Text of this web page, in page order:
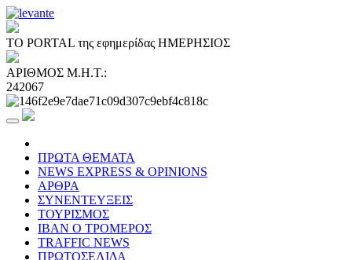
ΤΟ PORTAL της εφημερίδας ΗΜΕΡΗΣΙΟΣ
ΑΡΙΘΜΟΣ Μ.Η.Τ.:
242067
ΠΡΩΤΑ ΘΕΜΑΤΑ
NEWS EXPRESS & OPINIONS
ΑΡΘΡΑ
ΣΥΝΕΝΤΕΥΞΕΙΣ
ΤΟΥΡΙΣΜΟΣ
ΙΒΑΝ Ο ΤΡΟΜΕΡΟΣ
TRAFFIC NEWS
ΠΡΩΤΟΣΕΛΙΔΑ